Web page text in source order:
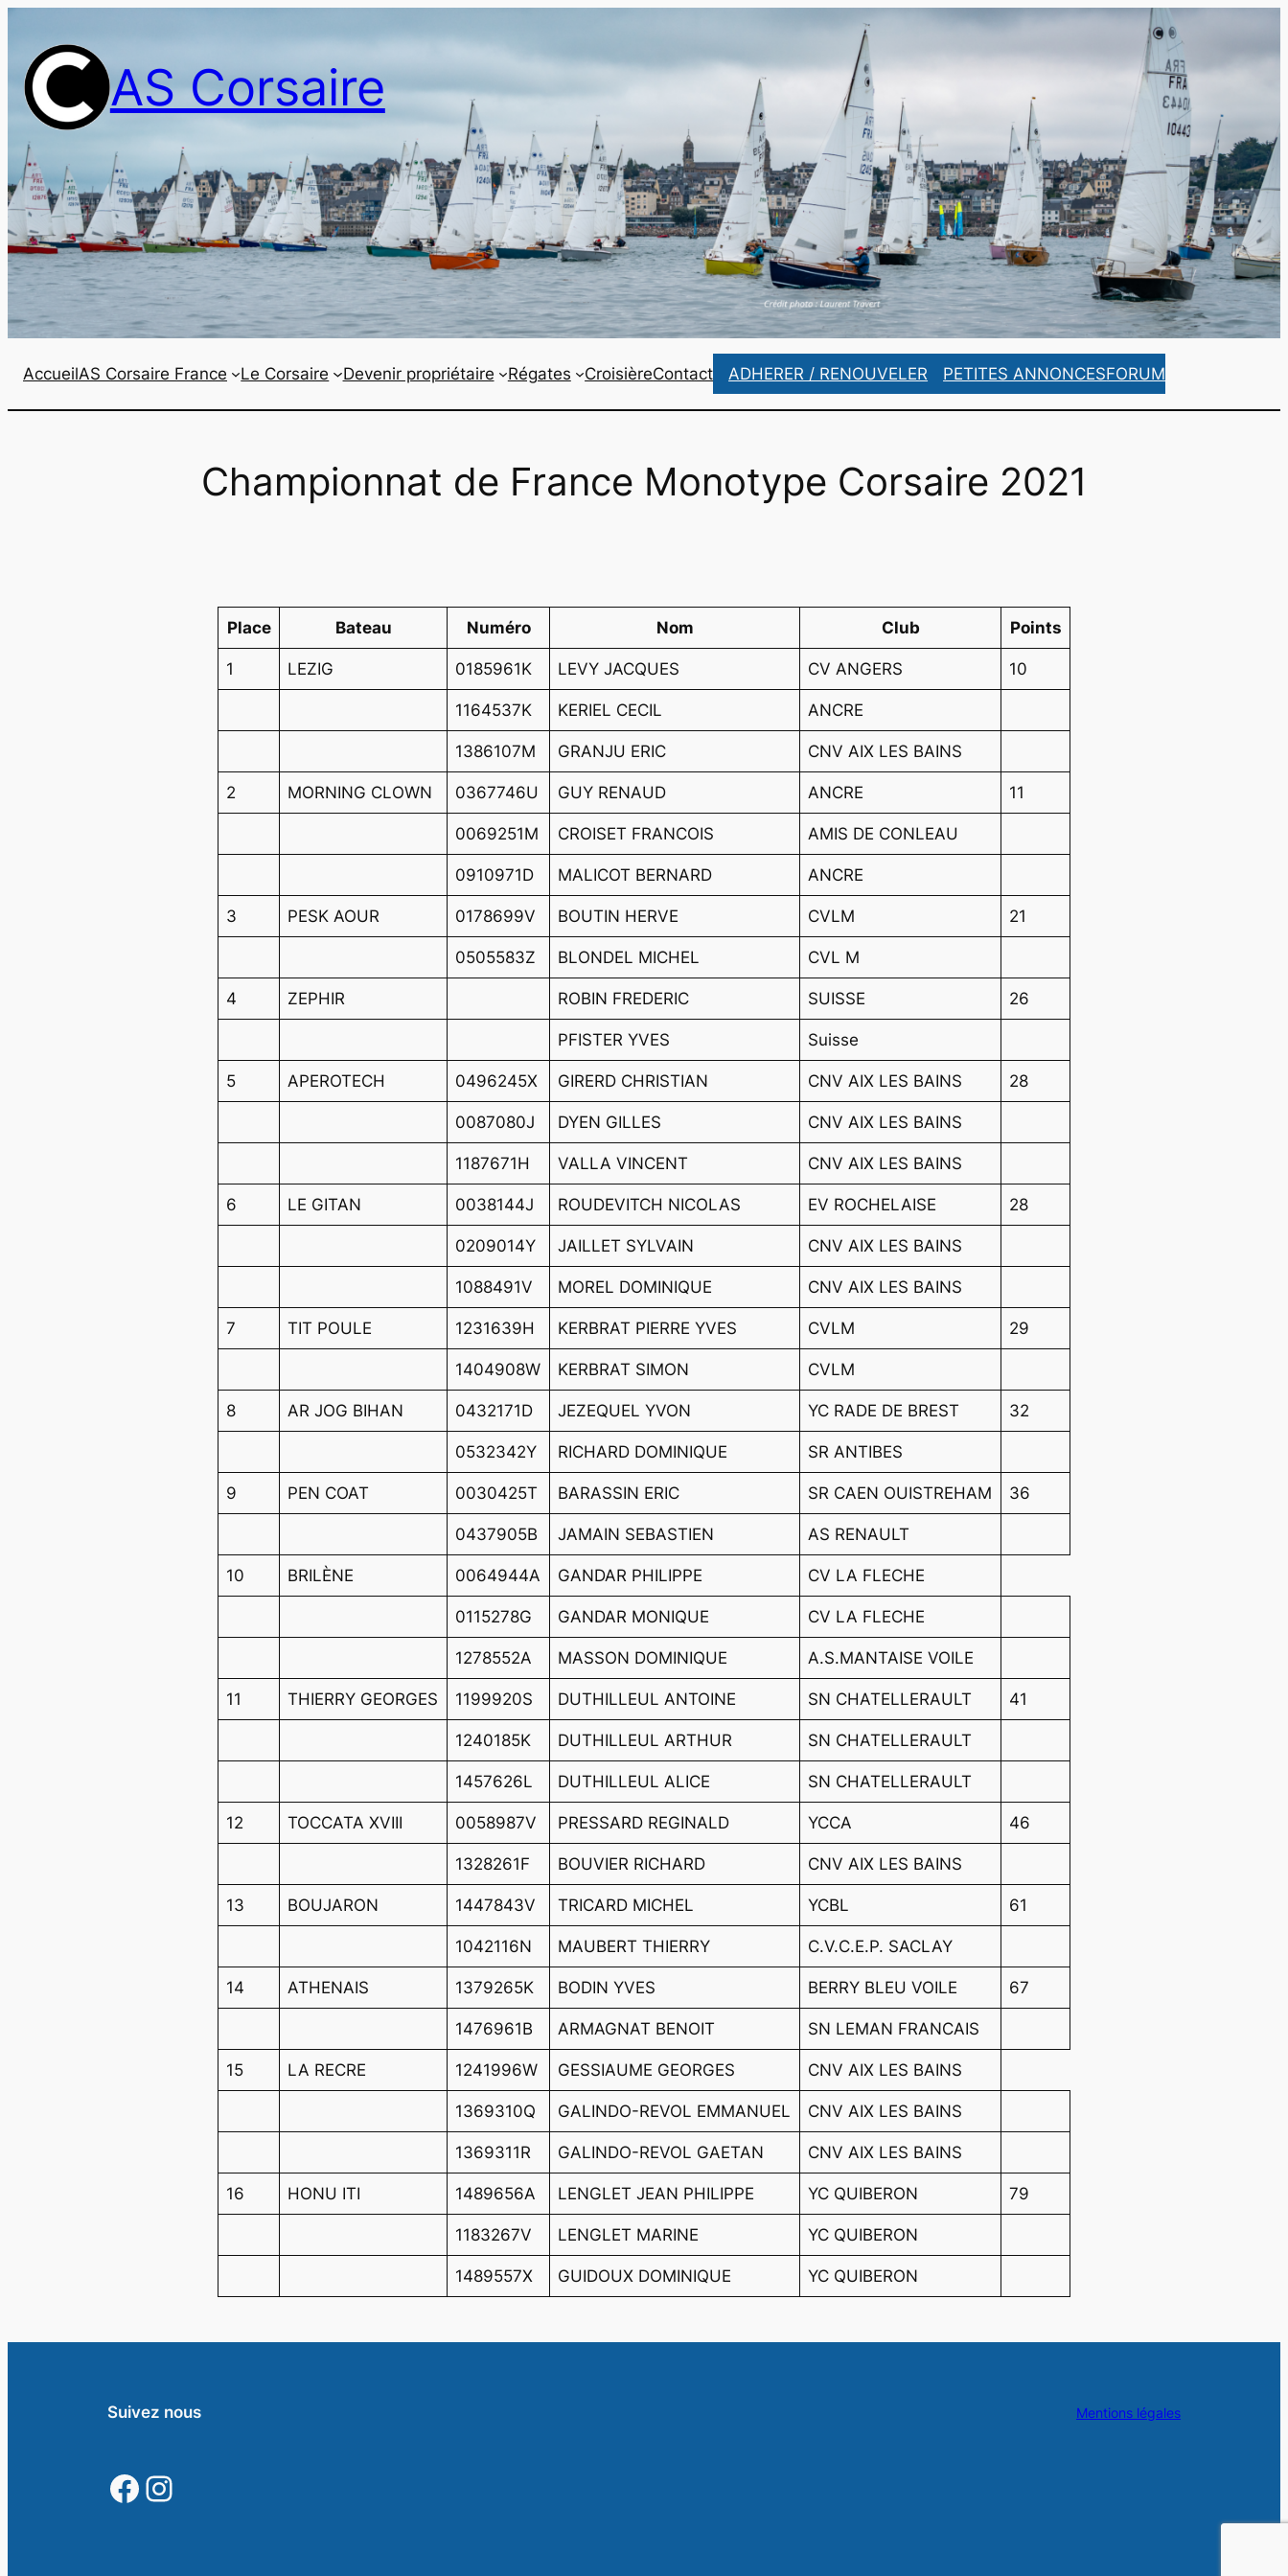
contenu
AS Corsaire
AccueilAS Corsaire France Le Corsaire Devenir propriétaire Régates CroisièreContact ADHERER / RENOUVELER PETITES ANNONCESFORUM
Championnat de France Monotype Corsaire 2021
Place Bateau Numéro Nom Club Points
1 LEZIG 0185961K LEVY JACQUES CV ANGERS 10
1164537K KERIEL CECIL ANCRE
1386107M GRANJU ERIC CNV AIX LES BAINS
2 MORNING CLOWN 0367746U GUY RENAUD ANCRE 11
0069251M CROISET FRANCOIS AMIS DE CONLEAU
0910971D MALICOT BERNARD ANCRE
3 PESK AOUR 0178699V BOUTIN HERVE CVLM 21
0505583Z BLONDEL MICHEL CVL M
4 ZEPHIR ROBIN FREDERIC SUISSE 26
PFISTER YVES Suisse
5 APEROTECH 0496245X GIRERD CHRISTIAN CNV AIX LES BAINS 28
0087080J DYEN GILLES CNV AIX LES BAINS
1187671H VALLA VINCENT CNV AIX LES BAINS
6 LE GITAN 0038144J ROUDEVITCH NICOLAS EV ROCHELAISE 28
0209014Y JAILLET SYLVAIN CNV AIX LES BAINS
1088491V MOREL DOMINIQUE CNV AIX LES BAINS
7 TIT POULE 1231639H KERBRAT PIERRE YVES CVLM 29
1404908W KERBRAT SIMON CVLM
8 AR JOG BIHAN 0432171D JEZEQUEL YVON YC RADE DE BREST 32
0532342Y RICHARD DOMINIQUE SR ANTIBES
9 PEN COAT 0030425T BARASSIN ERIC SR CAEN OUISTREHAM 36
0437905B JAMAIN SEBASTIEN AS RENAULT
10 BRILÈNE 0064944A GANDAR PHILIPPE CV LA FLECHE
0115278G GANDAR MONIQUE CV LA FLECHE
1278552A MASSON DOMINIQUE A.S.MANTAISE VOILE
11 THIERRY GEORGES 1199920S DUTHILLEUL ANTOINE SN CHATELLERAULT 41
1240185K DUTHILLEUL ARTHUR SN CHATELLERAULT
1457626L DUTHILLEUL ALICE SN CHATELLERAULT
12 TOCCATA XVIII 0058987V PRESSARD REGINALD YCCA 46
1328261F BOUVIER RICHARD CNV AIX LES BAINS
13 BOUJARON 1447843V TRICARD MICHEL YCBL 61
1042116N MAUBERT THIERRY C.V.C.E.P. SACLAY
14 ATHENAIS 1379265K BODIN YVES BERRY BLEU VOILE 67
1476961B ARMAGNAT BENOIT SN LEMAN FRANCAIS
15 LA RECRE 1241996W GESSIAUME GEORGES CNV AIX LES BAINS
1369310Q GALINDO-REVOL EMMANUEL CNV AIX LES BAINS
1369311R GALINDO-REVOL GAETAN CNV AIX LES BAINS
16 HONU ITI 1489656A LENGLET JEAN PHILIPPE YC QUIBERON 79
1183267V LENGLET MARINE YC QUIBERON
1489557X GUIDOUX DOMINIQUE YC QUIBERON
Suivez nous
https://www.facebook.com/ASCorsaireFrance/
https://www.instagram.com/ascorsaire_france/
Mentions légales